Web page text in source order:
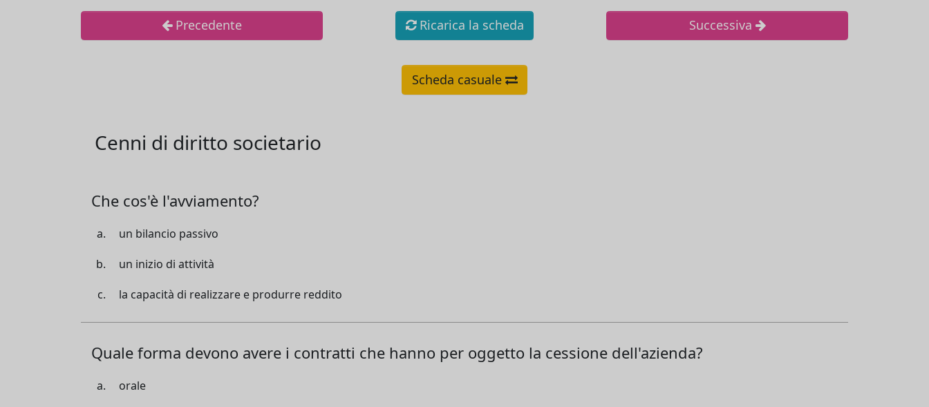
Precedente Ricarica la scheda Successiva
Scheda casuale
Cenni di diritto societario
Che cos'è l'avviamento?
un bilancio passivo
un inizio di attività
la capacità di realizzare e produrre reddito
Quale forma devono avere i contratti che hanno per oggetto la cessione dell'azienda?
orale